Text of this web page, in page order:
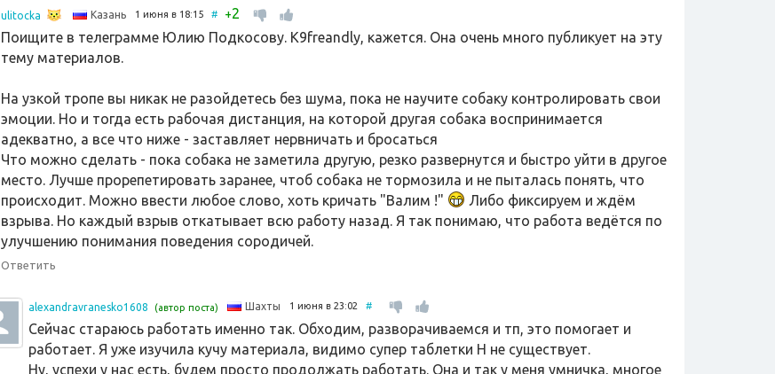
ulitocka Казань 1 июня в 18:15 # +2
Поищите в телеграмме Юлию Подкосову. К9freandly, кажется. Она очень много публикует на эту
тему материалов.
На узкой тропе вы никак не разойдетесь без шума, пока не научите собаку контролировать свои
эмоции. Но и тогда есть рабочая дистанция, на которой другая собака воспринимается
адекватно, а все что ниже - заставляет нервничать и бросаться
Что можно сделать - пока собака не заметила другую, резко развернутся и быстро уйти в другое
место. Лучше прорепетировать заранее, чтоб собака не тормозила и не пыталась понять, что
происходит. Можно ввести любое слово, хоть кричать "Валим !"
Либо фиксируем и ждём
взрыва. Но каждый взрыв откатывает всю работу назад. Я так понимаю, что работа ведётся по
улучшению понимания поведения сородичей.
Ответить
alexandravranesko1608 (автор поста) Шахты 1 июня в 23:02 #
Сейчас стараюсь работать именно так. Обходим, разворачиваемся и тп, это помогает и
работает. Я уже изучила кучу материала, видимо супер таблетки Н не существует.
Ну, успехи у нас есть, будем просто продолжать работать. Она и так у меня умничка, многое